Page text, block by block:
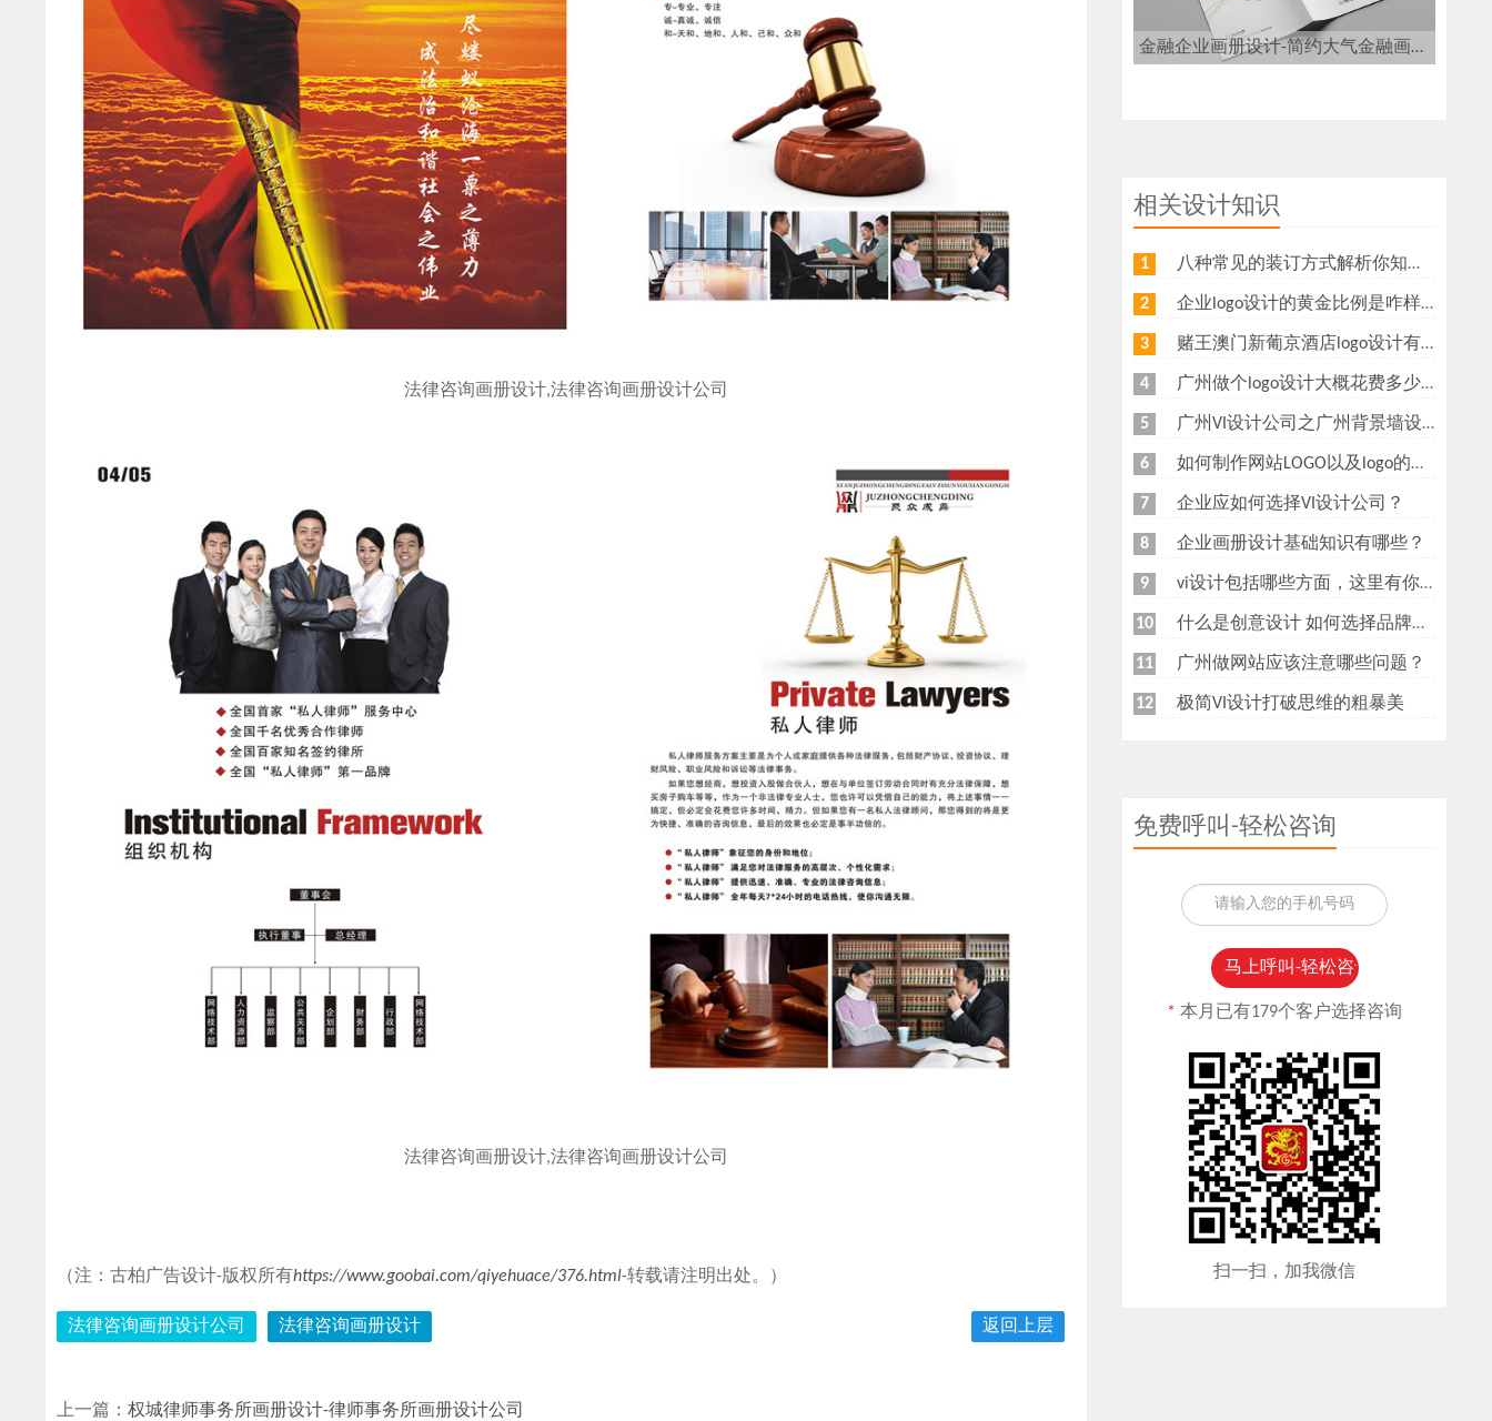
法律咨询画册设计,法律咨询画册设计公司
法律咨询画册设计,法律咨询画册设计公司
（注：古柏广告设计-版权所有https://www.goobai.com/qiyehuace/376.html-转载请注明出处。）
法律咨询画册设计公司 法律咨询画册设计 返回上层
上一篇：权城律师事务所画册设计-律师事务所画册设计公司
金融企业画册设计-简约大气金融画册设计
相关设计知识
1 八种常见的装订方式解析你知道几种？画册装订方式指南
2 企业logo设计的黄金比例是咋样？
3 赌王澳门新葡京酒店logo设计有什么意义？为什么新葡京酒店logo要做金色主调？
4 广州做个logo设计大概花费多少钱
5 广州VI设计公司之广州背景墙设计多少钱？广州形象墙制作公司怎么收费？
6 如何制作网站LOGO以及logo的重要性
7 企业应如何选择VI设计公司？
8 企业画册设计基础知识有哪些？
9 vi设计包括哪些方面，这里有你想知道的
10 什么是创意设计 如何选择品牌创意设计公司
11 广州做网站应该注意哪些问题？
12 极简VI设计打破思维的粗暴美
免费呼叫-轻松咨询
*本月已有179个客户选择咨询
扫一扫，加我微信